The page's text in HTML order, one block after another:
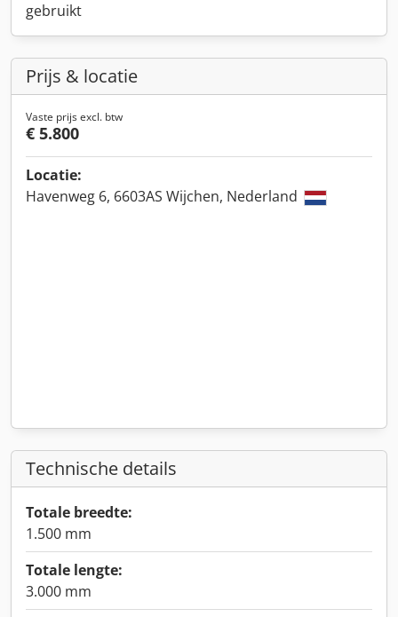
gebruikt
Prijs & locatie
Vaste prijs excl. btw
€ 5.800
Locatie:
Havenweg 6, 6603AS Wijchen, Nederland
Technische details
Totale breedte:
1.500 mm
Totale lengte:
3.000 mm